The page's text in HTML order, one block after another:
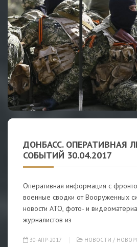
ДОНБАСС. ОПЕРАТИВНАЯ
СОБЫТИЙ 30.04.2017
Оперативная информация с
военные сводки от Вооруженных
новости АТО, фото- и
журналистов из
30-АПР-2017 НОВОСТИ /